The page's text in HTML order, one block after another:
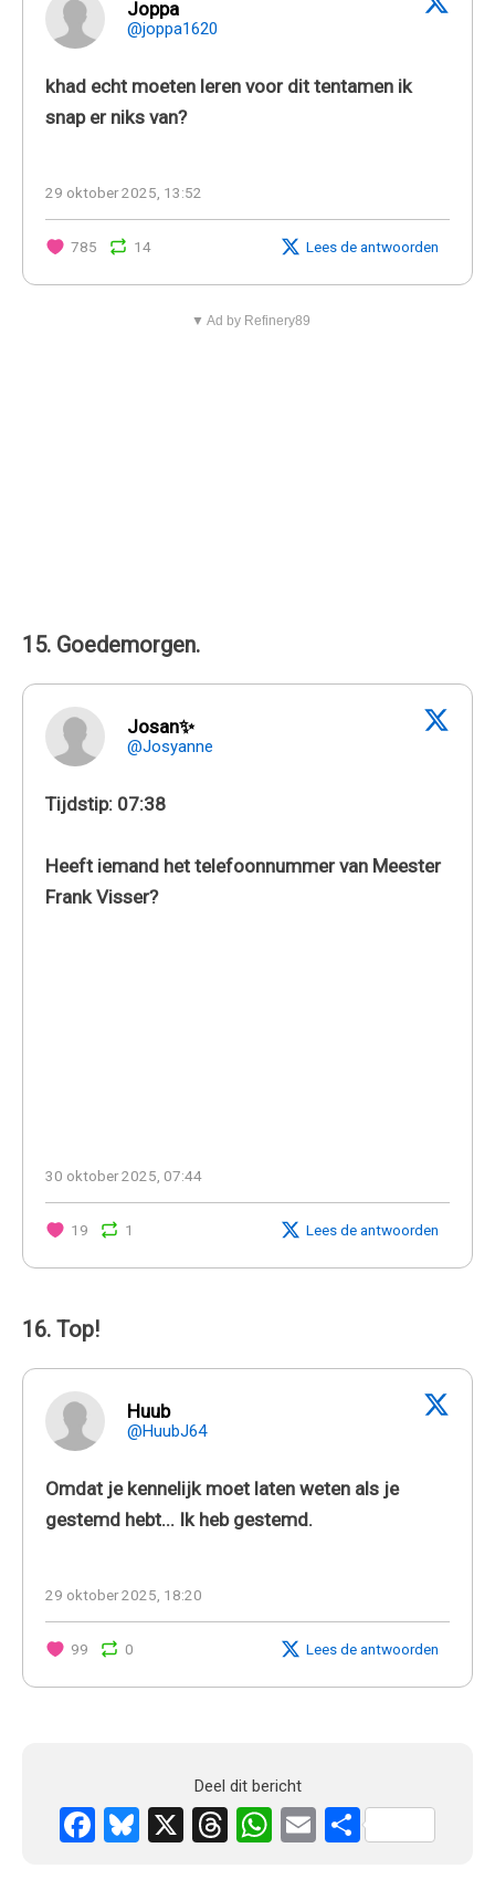
Joppa
@joppa1620
khad echt moeten leren voor dit tentamen ik
snap er niks van?
29 oktober 2025, 13:52
785 14 Lees de antwoorden
▼ Ad by Refinery89
15. Goedemorgen.
Josan✨
@Josyanne
Tijdstip: 07:38
Heeft iemand het telefoonnummer van Meester
Frank Visser?
30 oktober 2025, 07:44
19 1 Lees de antwoorden
16. Top!
Huub
@HuubJ64
Omdat je kennelijk moet laten weten als je
gestemd hebt... Ik heb gestemd.
29 oktober 2025, 18:20
99 0 Lees de antwoorden
Deel dit bericht
Facebook
Bluesky
X Threads
WhatsApp
EmailDelen